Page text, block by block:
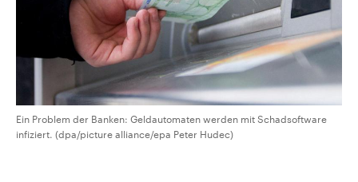
Ein Problem der Banken: Geldautomaten werden mit Schadsoftware
infiziert. (dpa/picture alliance/epa Peter Hudec)